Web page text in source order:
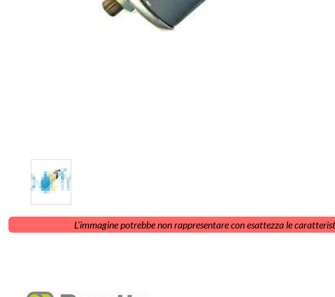
L'immagine potrebbe non rappresentare con esattezza le